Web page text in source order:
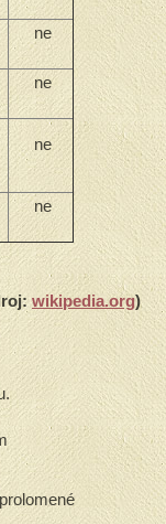
ne
ne
ne
ne
wikipedia.org)